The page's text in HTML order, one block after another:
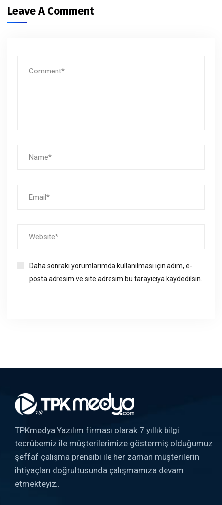
Leave A Comment
Daha sonraki yorumlarımda kullanılması için adım, e-
posta adresim ve site adresim bu tarayıcıya kaydedilsin.
TPKmedya Yazılım firması olarak 7 yıllık bilgi
tecrübemiz ile müşterilerimize göstermiş olduğumuz
şeffaf çalışma prensibi ile her zaman müşterilerin
ihtiyaçları doğrultusunda çalışmamıza devam
etmekteyiz..